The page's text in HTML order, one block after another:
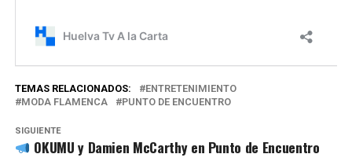
TEMAS RELACIONADOS:
ENTRETENIMIENTO
MODA FLAMENCA
PUNTO DE ENCUENTRO
SIGUIENTE
OKUMU y Damien McCarthy en Punto de Encuentro